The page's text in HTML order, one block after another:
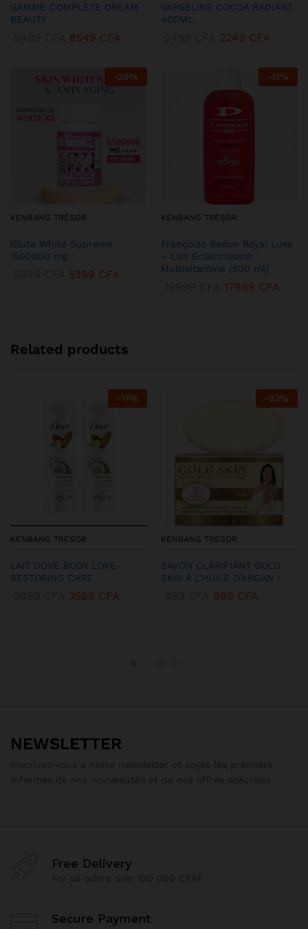
GAMME COMPLÈTE DREAM
BEAUTY
8549 CFA
VARSELINE COCOA RADIANT
400ML
2249 CFA
-20%
KENBANG TRÉSOR
Gluta White Supreme
1500000 mg :
5399 CFA
-11%
KENBANG TRÉSOR
Françoise Bedon Royal Luxe
– Lait Éclaircissant
Multivitaminé (500 ml)
17999 CFA
Related products
-11%
KENBANG TRÉSOR
LAIT DOVE BODY LOVE-
RESTORING CARE
3599 CFA
-23%
KENBANG TRÉSOR
SAVON CLARIFIANT GOLD
SKIN À L’HUILE D’ARGAN :
899 CFA
NEWSLETTER
Free Delivery
Secure Payment